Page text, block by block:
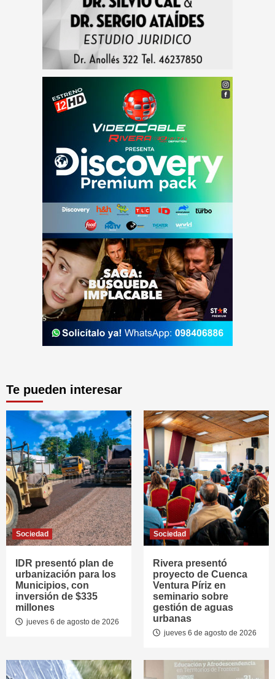
Te pueden interesar
Sociedad
IDR presentó plan de
urbanización para los
Municipios, con
inversión de $335
millones
jueves 6 de agosto de 2026
Sociedad
Rivera presentó
proyecto de Cuenca
Ventura Píriz en
seminario sobre
gestión de aguas
urbanas
jueves 6 de agosto de 2026